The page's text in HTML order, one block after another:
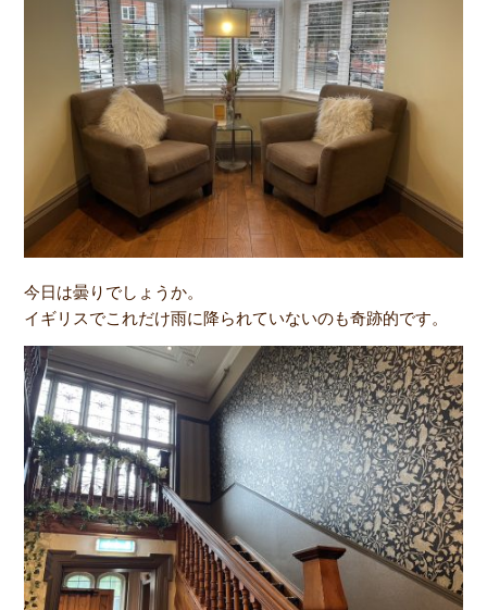
今日は曇りでしょうか。
イギリスでこれだけ雨に降られていないのも奇跡的です。